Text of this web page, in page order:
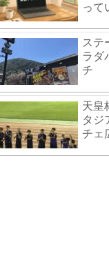
って
ステ
ラダ
チ
天皇
タジ
チェ